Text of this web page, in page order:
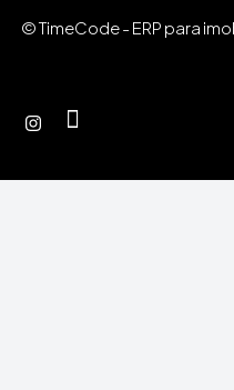
© TimeCode - ERP para